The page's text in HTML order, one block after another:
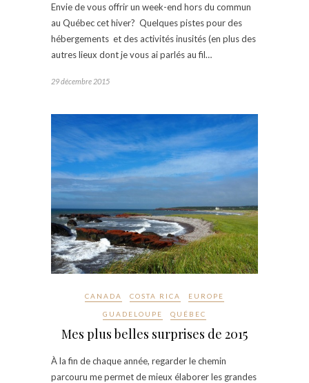
Envie de vous offrir un week-end hors du commun
au Québec cet hiver? Quelques pistes pour des
hébergements et des activités inusités (en plus des
autres lieux dont je vous ai parlés au fil…
29 décembre 2015
CANADA COSTA RICA EUROPE
GUADELOUPE QUÉBEC
Mes plus belles surprises de 2015
À la fin de chaque année, regarder le chemin
parcouru me permet de mieux élaborer les grandes